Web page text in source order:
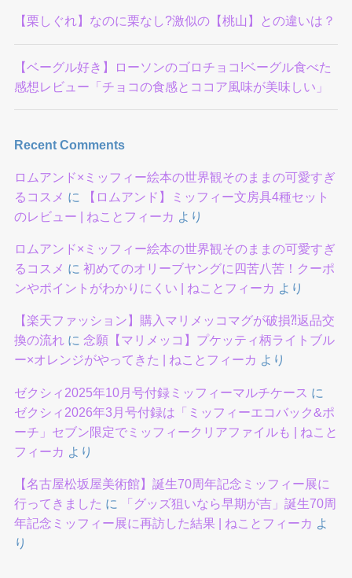
【栗しぐれ】なのに栗なし?激似の【桃山】との違いは？
【ベーグル好き】ローソンのゴロチョコ!ベーグル食べた
感想レビュー「チョコの食感とココア風味が美味しい」
Recent Comments
ロムアンド×ミッフィー絵本の世界観そのままの可愛すぎ
るコスメ に
【ロムアンド】ミッフィー文房具4種セット
のレビュー | ねことフィーカ より
ロムアンド×ミッフィー絵本の世界観そのままの可愛すぎ
るコスメ に 初めてのオリーブヤングに四苦八苦！クーポ
ンやポイントがわかりにくい | ねことフィーカ より
【楽天ファッション】購入マリメッコマグが破損⁈返品交
換の流れに 念願【マリメッコ】プケッティ柄ライトブル
ー×オレンジがやってきた | ねことフィーカ より
ゼクシィ2025年10月号付録ミッフィーマルチケース に
ゼクシィ2026年3月号付録は「ミッフィーエコバック&ポ
ーチ」セブン限定でミッフィークリアファイルも | ねこと
フィーカ より
【名古屋松坂屋美術館】誕生70周年記念ミッフィー展に
行ってきました に
「グッズ狙いなら早期が吉」誕生70周
年記念ミッフィー展に再訪した結果 | ねことフィーカ よ
り